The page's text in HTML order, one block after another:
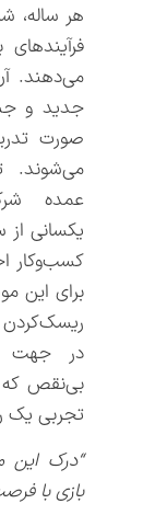
هر ساله،
فرآیندهای
می‌دهند.
جدید و
صورت
می‌شوند.
عمده
یکسانی
کسب‌وکار
برای این
در جهت
بی‌نقص که
تجربی یک
“درک این
بازی با